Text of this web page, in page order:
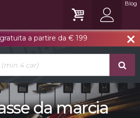
close
a partire da € 199
Blog
da marcia